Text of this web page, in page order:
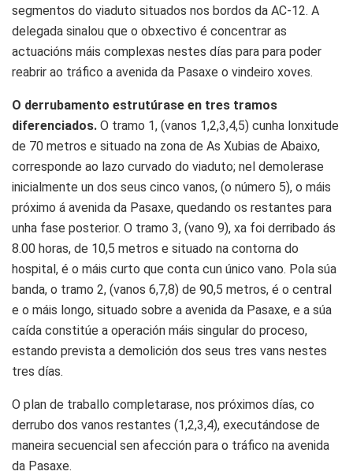
segmentos do viaduto situados nos bordos da AC-12. A
delegada sinalou que o obxectivo é concentrar as
actuacións máis complexas nestes días para para poder
reabrir ao tráfico a avenida da Pasaxe o vindeiro xoves.
O derrubamento estrutúrase en tres tramos
diferenciados. O tramo 1, (vanos 1,2,3,4,5) cunha lonxitude
de 70 metros e situado na zona de As Xubias de Abaixo,
corresponde ao lazo curvado do viaduto; nel demolerase
inicialmente un dos seus cinco vanos, (o número 5), o máis
próximo á avenida da Pasaxe, quedando os restantes para
unha fase posterior. O tramo 3, (vano 9), xa foi derribado ás
8.00 horas, de 10,5 metros e situado na contorna do
hospital, é o máis curto que conta cun único vano. Pola súa
banda, o tramo 2, (vanos 6,7,8) de 90,5 metros, é o central
e o máis longo, situado sobre a avenida da Pasaxe, e a súa
caída constitúe a operación máis singular do proceso,
estando prevista a demolición dos seus tres vans nestes
tres días.
O plan de traballo completarase, nos próximos días, co
derrubo dos vanos restantes (1,2,3,4), executándose de
maneira secuencial sen afección para o tráfico na avenida
da Pasaxe.